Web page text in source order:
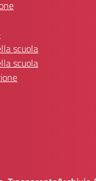
scuola
scuola